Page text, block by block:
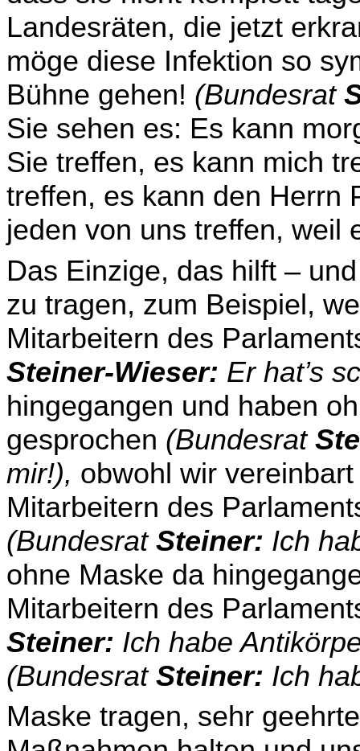
Landesräten, die jetzt
möge diese Infektion so
Bühne gehen! (Bundesrat
Sie sehen es: Es kann
Sie treffen, es kann mich
treffen, es kann den Herrn
jeden von uns treffen, weil
Das Einzige, das hilft –
zu tragen, zum Beispiel,
Mitarbeitern des
Steiner-Wieser: Er hat’s
hingegangen und haben
gesprochen (Bundesrat
mir!), obwohl wir
Mitarbeitern des
(Bundesrat Steiner: Ich
ohne Maske da
Mitarbeitern des
Steiner: Ich habe
(Bundesrat Stei­ner: Ich
Maske tragen, sehr